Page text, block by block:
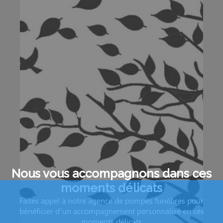
Nous vous accompagnons dans ces
moments délicats
Faites appel à notre agence de pompes funèbres pour
bénéficier d’un accompagnement personnalisé en ces